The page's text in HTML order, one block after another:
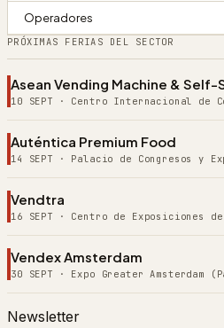
Operadores
PRÓXIMAS FERIAS DEL SECTOR
Asean Vending Machine & Self-
10 SEPT · Centro Internacional de
Auténtica Premium Food
14 SEPT · Palacio de Congresos y
Vendtra
16 SEPT · Centro de Exposiciones
Vendex Amsterdam
30 SEPT · Expo Greater Amsterdam
Newsletter